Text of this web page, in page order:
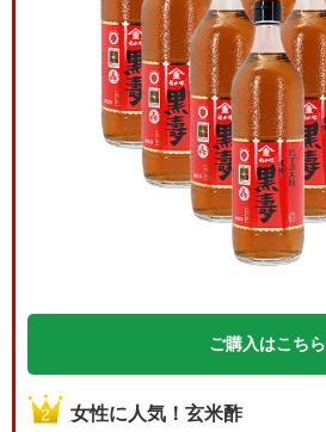
ご購入はこちら
女性に人気！玄米酢